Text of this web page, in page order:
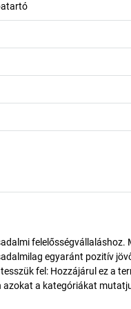
egyaránt pozitív
fel: Hozzájárul ez a
a kategóriákat